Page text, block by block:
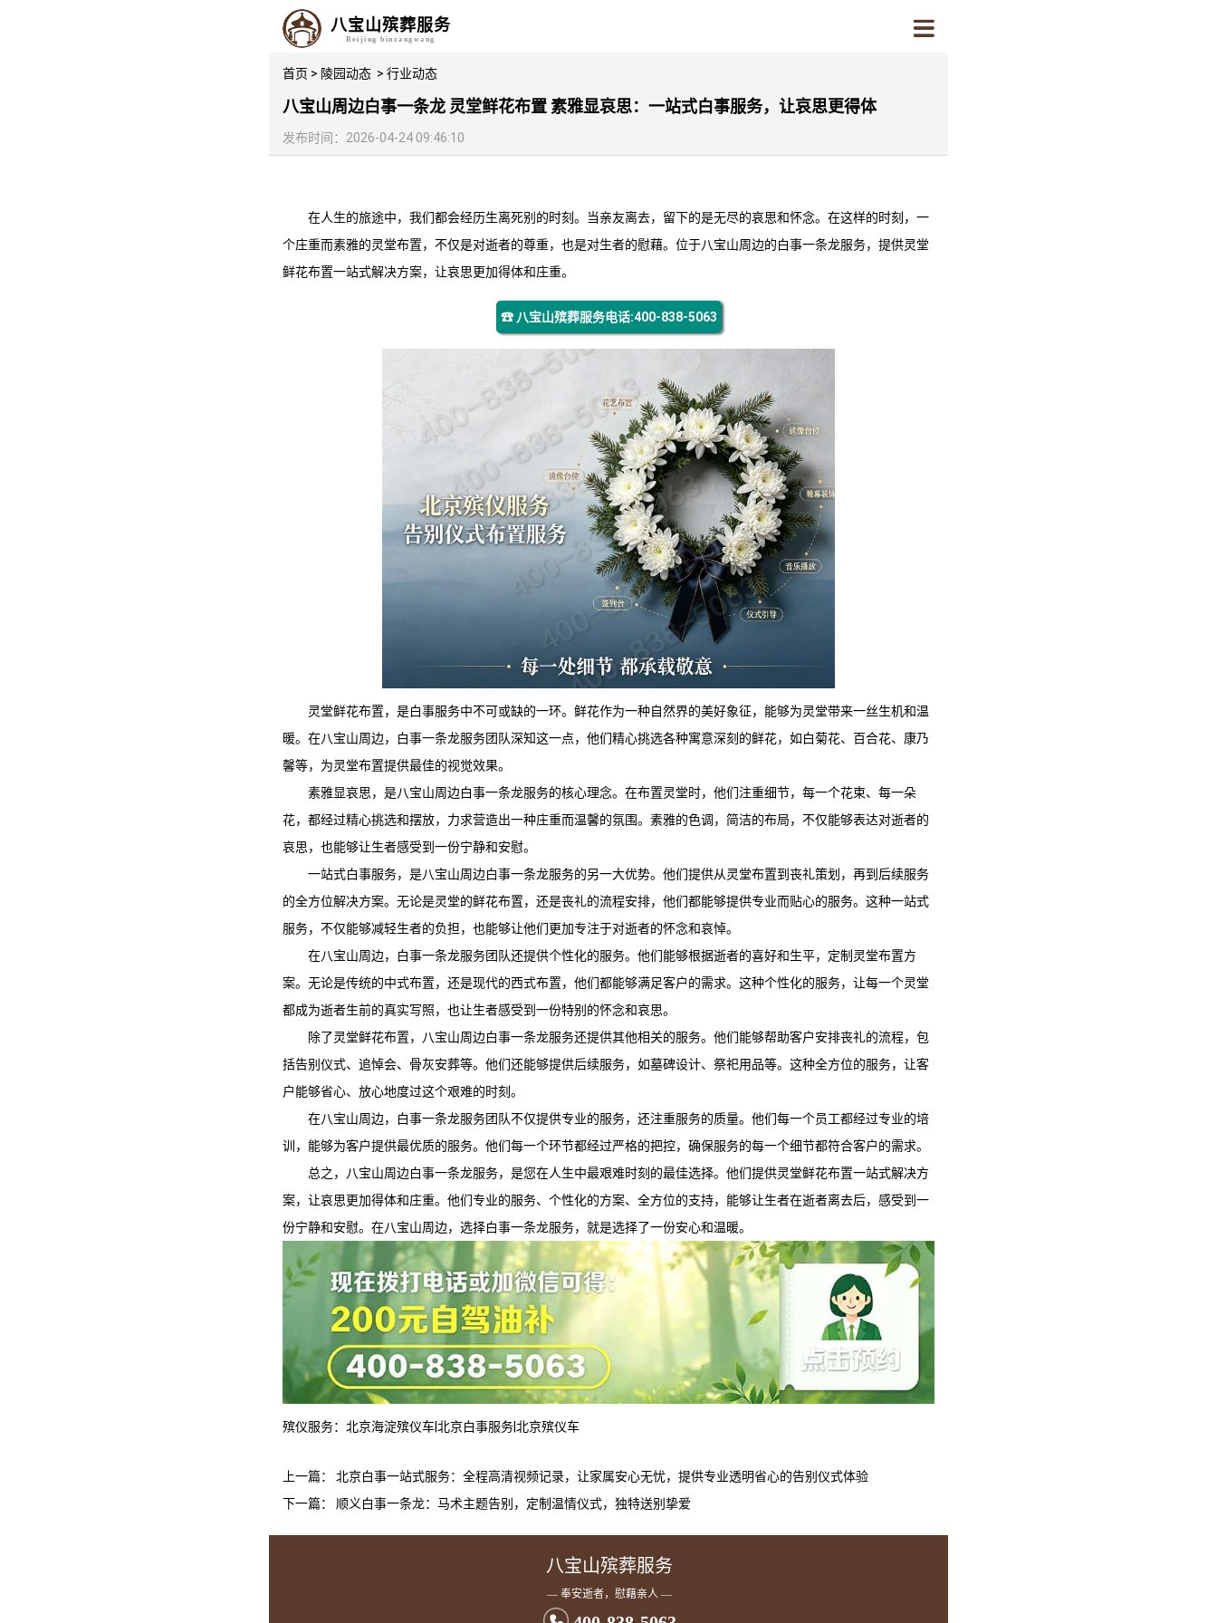
八宝山殡葬服务
Beijing binzangwang
首页 > 陵园动态 > 行业动态
八宝山周边白事一条龙 灵堂鲜花布置 素雅显哀思：一站式白事服务，让哀思更得体
发布时间：2026-04-24 09:46:10
在人生的旅途中，我们都会经历生离死别的时刻。当亲友离去，留下的是无尽的哀思和怀念。在这样的时刻，一
个庄重而素雅的灵堂布置，不仅是对逝者的尊重，也是对生者的慰藉。位于八宝山周边的白事一条龙服务，提供灵堂
鲜花布置一站式解决方案，让哀思更加得体和庄重。
☎ 八宝山殡葬服务电话:400-838-5063
灵堂鲜花布置，是白事服务中不可或缺的一环。鲜花作为一种自然界的美好象征，能够为灵堂带来一丝生机和温
暖。在八宝山周边，白事一条龙服务团队深知这一点，他们精心挑选各种寓意深刻的鲜花，如白菊花、百合花、康乃
馨等，为灵堂布置提供最佳的视觉效果。
素雅显哀思，是八宝山周边白事一条龙服务的核心理念。在布置灵堂时，他们注重细节，每一个花束、每一朵
花，都经过精心挑选和摆放，力求营造出一种庄重而温馨的氛围。素雅的色调，简洁的布局，不仅能够表达对逝者的
哀思，也能够让生者感受到一份宁静和安慰。
一站式白事服务，是八宝山周边白事一条龙服务的另一大优势。他们提供从灵堂布置到丧礼策划，再到后续服务
的全方位解决方案。无论是灵堂的鲜花布置，还是丧礼的流程安排，他们都能够提供专业而贴心的服务。这种一站式
服务，不仅能够减轻生者的负担，也能够让他们更加专注于对逝者的怀念和哀悼。
在八宝山周边，白事一条龙服务团队还提供个性化的服务。他们能够根据逝者的喜好和生平，定制灵堂布置方
案。无论是传统的中式布置，还是现代的西式布置，他们都能够满足客户的需求。这种个性化的服务，让每一个灵堂
都成为逝者生前的真实写照，也让生者感受到一份特别的怀念和哀思。
除了灵堂鲜花布置，八宝山周边白事一条龙服务还提供其他相关的服务。他们能够帮助客户安排丧礼的流程，包
括告别仪式、追悼会、骨灰安葬等。他们还能够提供后续服务，如墓碑设计、祭祀用品等。这种全方位的服务，让客
户能够省心、放心地度过这个艰难的时刻。
在八宝山周边，白事一条龙服务团队不仅提供专业的服务，还注重服务的质量。他们每一个员工都经过专业的培
训，能够为客户提供最优质的服务。他们每一个环节都经过严格的把控，确保服务的每一个细节都符合客户的需求。
总之，八宝山周边白事一条龙服务，是您在人生中最艰难时刻的最佳选择。他们提供灵堂鲜花布置一站式解决方
案，让哀思更加得体和庄重。他们专业的服务、个性化的方案、全方位的支持，能够让生者在逝者离去后，感受到一
份宁静和安慰。在八宝山周边，选择白事一条龙服务，就是选择了一份安心和温暖。
殡仪服务： 北京海淀殡仪车北京白事服务北京殡仪车
上一篇： 北京白事一站式服务：全程高清视频记录，让家属安心无忧，提供专业透明省心的告别仪式体验
下一篇： 顺义白事一条龙：马术主题告别，定制温情仪式，独特送别挚爱
八宝山殡葬服务
— 奉安逝者，慰藉亲人 —